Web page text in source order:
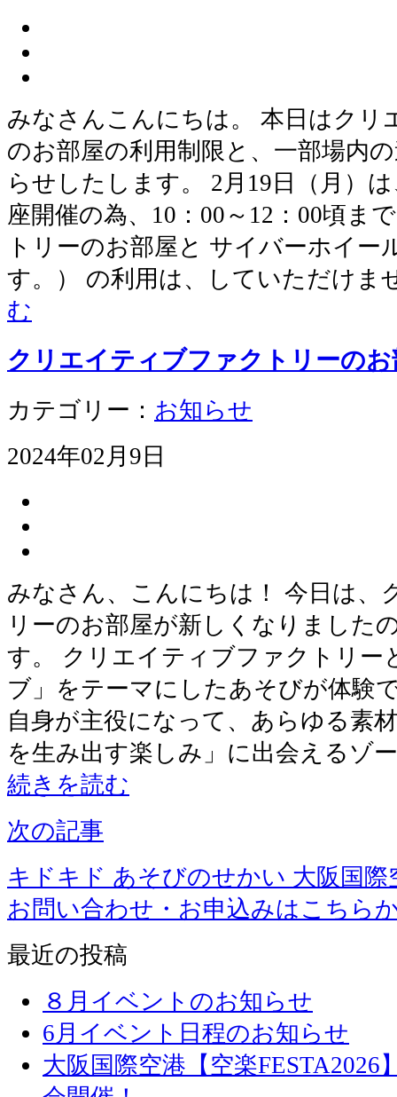
みなさんこんにちは。 本日はクリ
のお部屋の利用制限と、一部場内
らせしたします。 2月19日（月）
座開催の為、10：00～12：00頃ま
トリーのお部屋と サイバーホイー
す。） の利用は、していただけま
む
クリエイティブファクトリーの
カテゴリー： お知らせ
2024年02月9日
みなさん、こんにちは！ 今日は、
リーのお部屋が新しくなりました
す。 クリエイティブファクトリー
ブ」をテーマにしたあそびが体験
自身が主役になって、あらゆる素
を生み出す楽しみ」に出会えるゾ
続きを読む
次の記事
キドキド あそびのせかい 大阪国際
お問い合わせ・お申込みはこちら
最近の投稿
８月イベントのお知らせ
6月イベント日程のお知らせ
大阪国際空港【空楽